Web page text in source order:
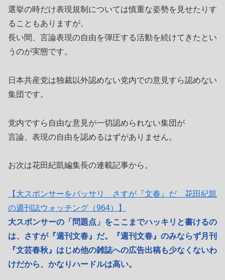
選挙の時だけ表現規制については慎重な姿勢を見せたりす
ることもありますが、
長い間、言論表現の自由を弾圧する活動を続けてきたとい
うのが実態です。
日本共産党は独裁以外認めない党内での意見すら認めない
集団です。
党内ですら自由な意見が一切認められない集団が
言論、表現の自由を認めるはずがありません。
お次は花田紀凱編集長の連載記事から。
【大スポンサーをバッサリ さすが『文春』だ 花田紀凱
の週刊誌ウォッチング（964）】
大スポンサーの「問題点」をここまでハッキリと書けるの
は、さすが『週刊文春』だ。『週刊文春』のみならず月刊
『文芸春秋』はじめ他の雑誌への広告出稿も少なくないわ
けだから、かなりハードルは高い。